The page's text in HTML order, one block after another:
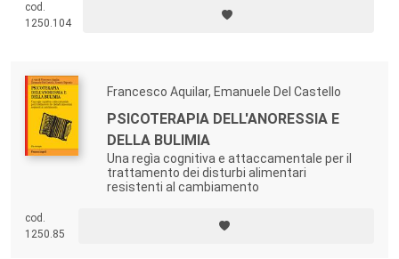
fini di ricerca. Pensato come un manuale operativo, questo libro si
rivolge a medici, psicologi e psicoterapeuti che vogliono imparare a
cod.
1250.104
Francesco Aquilar, Emanuele Del Castello
PSICOTERAPIA DELL'ANORESSIA E
DELLA BULIMIA
Una regìa cognitiva e attaccamentale per il
trattamento dei disturbi alimentari
resistenti al cambiamento
cod.
1250.85